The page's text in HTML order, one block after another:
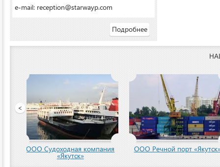
e-mail: reception@starwayp.com
Подробнее
<
ООО Речной порт «Якутск»
ООО «Якутский речной